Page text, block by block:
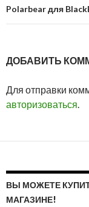
Polarbear для
ДОБАВИТЬ
Для отправки
авторизоваться.
ВЫ МОЖЕТЕ
МАГАЗИНЕ!